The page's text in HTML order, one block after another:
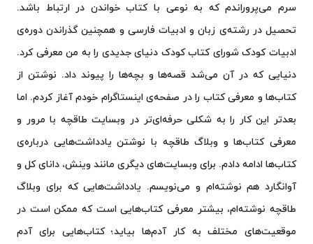
سرم می‌پروراندم که به نوعی با کتاب خواندن در ارتباط باشد.
تحصیل در رشته‌ی زبان و ادبیات فارسی و همچنین گذراندن دوره‌ی
ادبیات کودک شورای کتاب کودک دنیای جدیدی را به من معرفی کرد.
دنیایی که در آن می‌شد قصه‌ها و بچه‌ها را پیوند داد. نوشتن از
کتاب‌ها و معرفی کتاب را در صفحه‌ی اینستاگرام خودم آغاز کردم. اما
بعدتر این کار را به شکلی حرفه‌ای‌تر در وبسایت طاقچه با مرور و
معرفی کتاب‌ها و وبلاگ طاقچه با نوشتن یادداشت‌هایی درباره‌ی
کتاب‌ها ادامه دادم. برای وبسایت‌های دیگری مانند وینش، دانای کل و
آوانگارد هم نوشته‌ام و می‌نویسم. یادداشت‌هایی که برای وبلاگ
طاقچه نوشته‌ام، بیشتر معرفی کتاب‌هایی است که ممکن است در
موقعیت‌های مختلف به کار آدم‌ها بیاید؛ کتاب‌هایی برای آدم